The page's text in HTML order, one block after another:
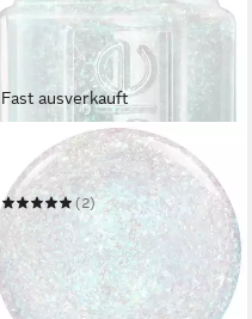
Fast ausverkauft
Nagellack BE THE ALL
(2)
8,99 €
9,99 €
(665,93 €/ 1 l)
-10%
in 1-2 Werktagen bei dir